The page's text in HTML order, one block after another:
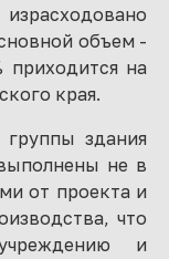
объем -
приходится на
края.
здания
не в
от проекта и
что
и